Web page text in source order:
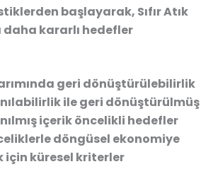
başlayarak, Sıfır Atık
daha kararlı hedefler
geri dönüştürülebilirlik
ile geri dönüştürülmüş
içerik öncelikli hedefler
döngüsel ekonomiye
için küresel kriterler